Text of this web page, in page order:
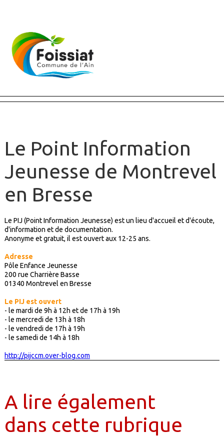
Le Point Information
Jeunesse de Montrevel
en Bresse
Le PIJ (Point Information Jeunesse) est un lieu d'accueil et d'écoute,
d'information et de documentation.
Anonyme et gratuit, il est ouvert aux 12-25 ans.
Adresse
Pôle Enfance Jeunesse
200 rue Charrière Basse
01340 Montrevel en Bresse
Le PIJ est ouvert
- le mardi de 9h à 12h et de 17h à 19h
- le mercredi de 13h à 18h
- le vendredi de 17h à 19h
- le samedi de 14h à 18h
http://pijccm.over-blog.com
A lire également
dans cette rubrique